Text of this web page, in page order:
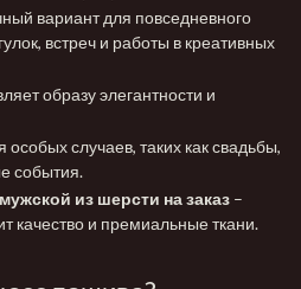
вариант для повседневного
встреч и работы в креативных
образу элегантности и
особых случаев, таких как свадьбы,
события.
из шерсти на заказ –
качество и премиальные ткани.